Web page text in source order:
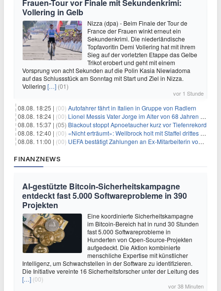
Frauen-Tour vor Finale mit Sekundenkrimi:
Vollering in Gelb
Nizza (dpa) - Beim Finale der Tour de
France der Frauen winkt erneut ein
Sekundenkrimi. Die niederländische
Topfavoritin Demi Vollering hat mit ihrem
Sieg auf der vorletzten Etappe das Gelbe
Trikot erobert und geht mit einem
Vorsprung von acht Sekunden auf die Polin Kasia Niewiadoma
auf das Schlussstück am Sonntag mit Start und Ziel in Nizza.
Vollering […] (01)
vor 1 Stunde
08.08. 18:25 | (00) Autofahrer fährt in Italien in Gruppe von Radlern
08.08. 18:24 | (00) Lionel Messis Vater Jorge im Alter von 68 Jahren gestorben
08.08. 15:37 | (05) Blackout stoppt Apnoetaucher kurz vor Tiefenrekord
08.08. 12:40 | (00) «Nicht erträumt»: Wellbrock holt mit Staffel drittes EM-Gold
08.08. 11:00 | (00) UEFA bestätigt Zahlungen an Ex-Mitarbeiterin von Infantino
FINANZNEWS
AI-gestützte Bitcoin-Sicherheitskampagne
entdeckt fast 5.000 Softwareprobleme in 390
Projekten
Eine koordinierte Sicherheitskampagne
im Bitcoin-Bereich hat in rund 30 Stunden
fast 5.000 Softwareprobleme in
Hunderten von Open-Source-Projekten
aufgedeckt. Die Aktion kombinierte
menschliche Expertise mit künstlicher
Intelligenz, um Schwachstellen in der Software zu identifizieren.
Die Initiative vereinte 16 Sicherheitsforscher unter der Leitung des
[…] (00)
vor 38 Minuten